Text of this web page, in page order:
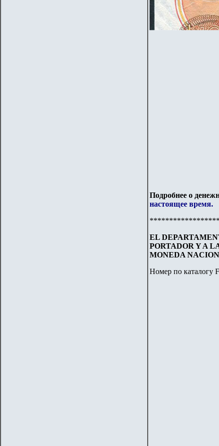
Подробнее о
настоящее время.
EL
PORTADOR Y A
MONEDA
Номер по каталогу